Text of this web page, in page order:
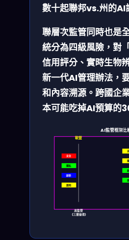
數十起聯邦vs.州的AI
聯層次監管同時也是
統分為四級風險，對
信用評分、實時生物
新一代AI管理辦法，
和內容溯源 。跨國企
本可能吃掉AI預算的
AI監管框架比
歐盟
安全
隱私
創新
透明
高監管
(三層審查)